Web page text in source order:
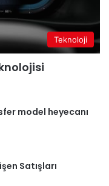
Teknoloji
model heyecanı
Satışları